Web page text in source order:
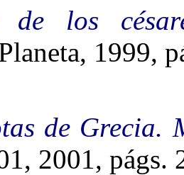
los
1999,
de Grecia.
2001,